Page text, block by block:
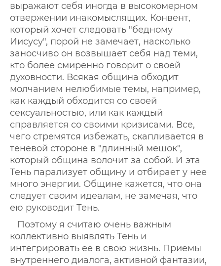
выражают себя иногда в высокомерном
отвержении инакомыслящих. Конвент,
который хочет следовать "бедному
Иисусу", порой не замечает, насколько
заносчиво он возвышает себя над теми,
кто более смиренно говорит о своей
духовности. Всякая община обходит
молчанием нелюбимые темы, например,
как каждый обходится со своей
сексуальностью, или как каждый
справляется со своими кризисами. Все,
чего стремятся избежать, скапливается в
теневой стороне в "длинный мешок",
который община волочит за собой. И эта
Тень парализует общину и отбирает у нее
много энергии. Общине кажется, что она
следует своим идеалам, не замечая, что
ею руководит Тень.
Поэтому я считаю очень важным
коллективно выявлять Тень и
интегрировать ее в свою жизнь. Приемы
внутреннего диалога, активной фантазии,